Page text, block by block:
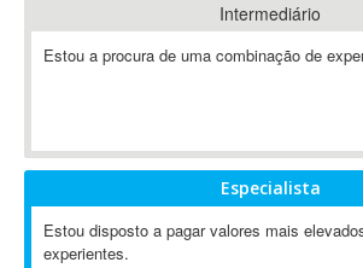
Ableton
Ableton Live
Abstract Window Toolkit (AWT)
AC Drives
AC3
Intermediário
Estou a procura de uma combinação de
Especialista
Estou disposto a pagar valores mais
experientes.